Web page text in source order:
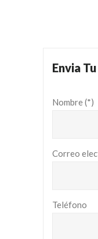
Envia
Nombre (*)
Correo
Teléfono